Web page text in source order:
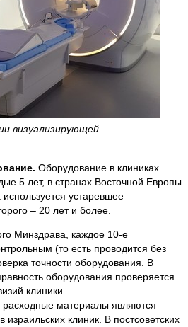
визуализирующей
Оборудование в клиниках
5 лет, в странах Восточной Европы
устаревшее
– 20 лет и более.
Минздрава, каждое 10-е
(то есть проводится без
точности оборудования. В
оборудования проверяется
клиники.
материалы являются
израильских клиник. В постсоветских